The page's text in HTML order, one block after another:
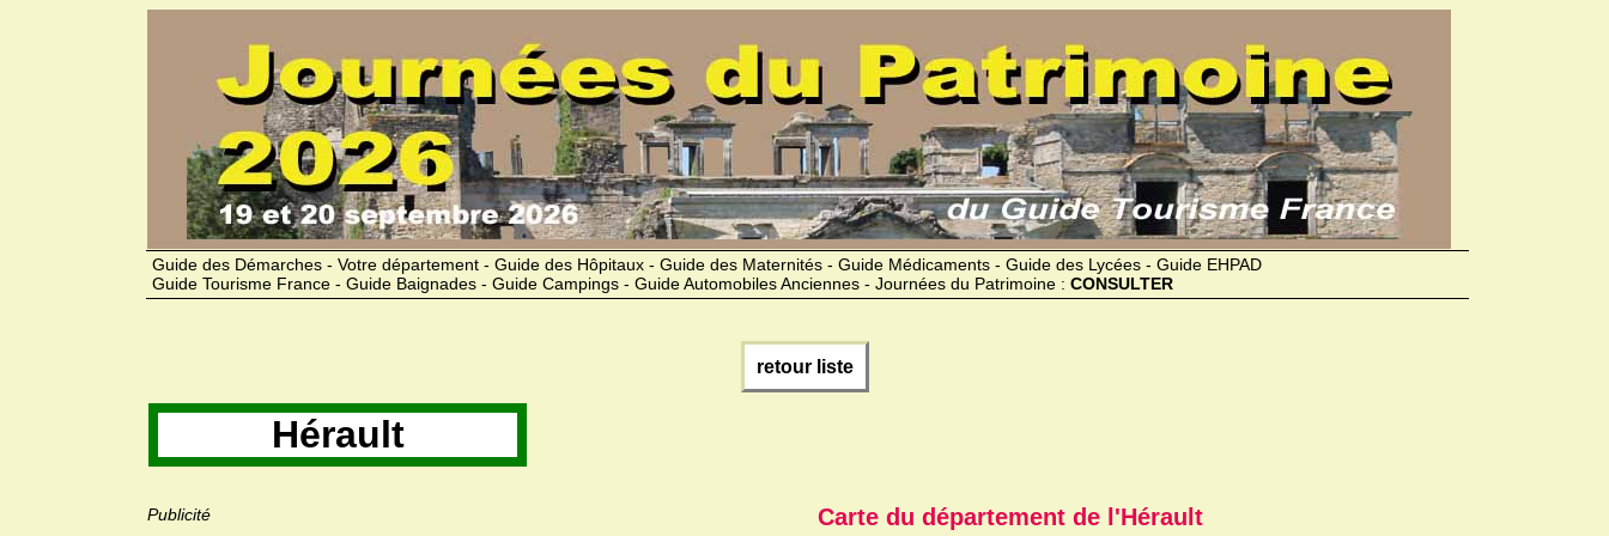
Guide des Démarches - Votre département - Guide des Hôpitaux - Guide des Maternités - Guide Médicaments - Guide des Lycées - Guide EHPAD
Guide Tourisme France - Guide Baignades - Guide Campings - Guide Automobiles Anciennes - Journées du Patrimoine : CONSULTER
retour liste
Hérault
Publicité Carte du département de l'Hérault